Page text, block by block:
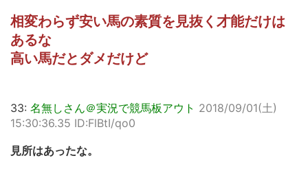
相変わらず安い馬の素質を見抜く才能だけは
あるな
高い馬だとダメだけど
33: 名無しさん＠実況で競馬板アウト 2018/09/01(土)
15:30:36.35 ID:FlBtI/qo0
見所はあったな。